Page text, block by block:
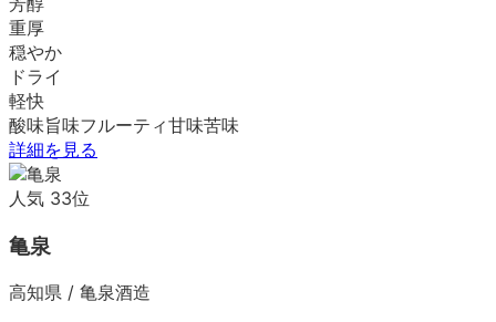
重厚
穏やか
ドライ
軽快
酸味旨味フルーティ甘味苦味
詳細を見る
人気 33位
亀泉
高知県 / 亀泉酒造